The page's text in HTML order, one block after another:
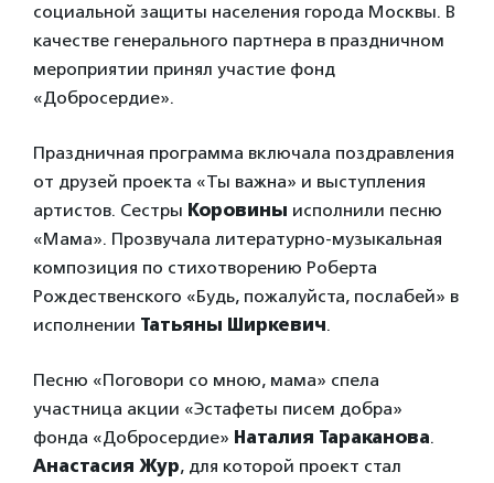
социальной защиты населения города Москвы. В
качестве генерального партнера в праздничном
мероприятии принял участие фонд
«Добросердие».
Праздничная программа включала поздравления
от друзей проекта «Ты важна» и выступления
артистов. Сестры Коровины исполнили песню
«Мама». Прозвучала литературно-музыкальная
композиция по стихотворению Роберта
Рождественского «Будь, пожалуйста, послабей» в
исполнении Татьяны Ширкевич.
Песню «Поговори со мною, мама» спела
участница акции «Эстафеты писем добра»
фонда «Добросердие» Наталия Тараканова.
Анастасия Жур, для которой проект стал